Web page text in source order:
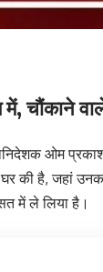
में, चौंकाने
ओम प्रकाश
की है, जहां
में ले लिया है।